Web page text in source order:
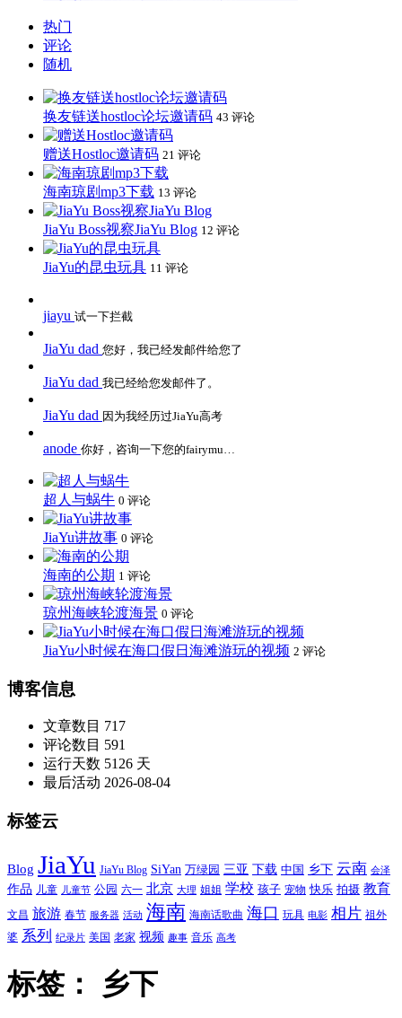
热门
评论
随机
换友链送hostloc论坛邀请码 43 评论
赠送Hostloc邀请码 21 评论
海南琼剧mp3下载 13 评论
JiaYu Boss视察JiaYu Blog 12 评论
JiaYu的昆虫玩具 11 评论
jiayu 试一下拦截
JiaYu dad 您好，我已经发邮件给您了
JiaYu dad 我已经给您发邮件了。
JiaYu dad 因为我经历过JiaYu高考
anode 你好，咨询一下您的fairymu…
超人与蜗牛 0 评论
JiaYu讲故事 0 评论
海南的公期 1 评论
琼州海峡轮渡海景 0 评论
JiaYu小时候在海口假日海滩游玩的视频 2 评论
博客信息
文章数目 717
评论数目 591
运行天数 5126 天
最后活动 2026-08-04
标签云
Blog JiaYu JiaYu Blog SiYan 万绿园 三亚 下载 中国 乡下 云南 会泽
作品 儿童 儿童节 公园 六一 北京 大理 姐姐 学校 孩子 宠物 快乐 拍摄 教育
文昌 旅游 春节 服务器 活动 海南 海南话歌曲 海口 玩具 电影 相片 祖外
婆 系列 纪录片 美国 老家 视频 趣事 音乐 高考
标签： 乡下